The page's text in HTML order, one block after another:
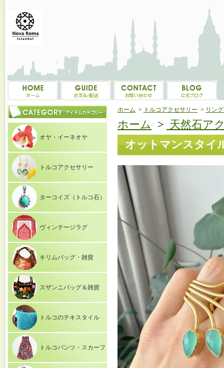
オヤ・イーネオヤ
トルコアクセサリー
ターコイズ（トルコ石）
ヴィンテージラグ
キリムバッグ・雑貨
スザンニバッグ＆雑貨
トルコのテキスタイル
トルコパンツ・スカーフ
ホーム > トルコアクセサリー > リン
ホーム > 天然石ア
オットマンスタイ